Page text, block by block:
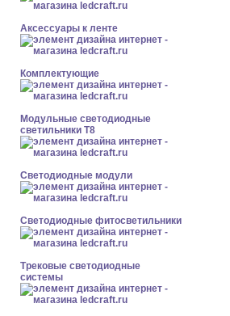
Аксессуары к ленте
Комплектующие
Модульные светодиодные
светильники Т8
Светодиодные модули
Светодиодные фитосветильники
Трековые светодиодные
системы